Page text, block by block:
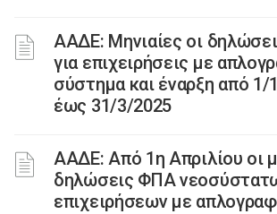
ΑΑΔΕ: Μηνιαίες οι
για επιχειρήσεις με
σύστημα και έναρξη από 1/
έως 31/3/2025
ΑΑΔΕ: Από 1η Απριλίου οι
δηλώσεις ΦΠΑ
επιχειρήσεων με